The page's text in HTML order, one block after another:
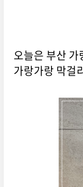
오늘은 부산
가랑가랑 막걸